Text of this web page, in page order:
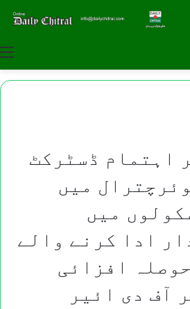
اہتمام ڈسٹرکٹ
میں
میں
ادا کرنے والے
افزائی
آف دی ائیر